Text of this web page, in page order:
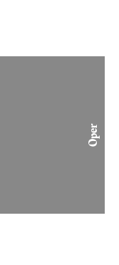
Oper